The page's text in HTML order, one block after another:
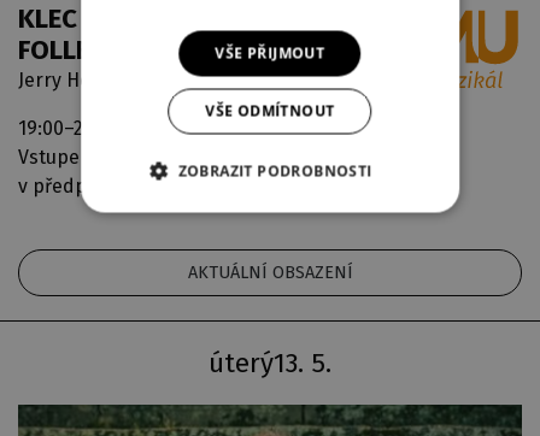
KLEC BLÁZNŮ (LA CAGE AUX
FOLLES)
Jerry Herman / Harvey Fierstein
19:00–22:00
Nová scéna
Vstupenky do VIP zóny k zakoupení
v předprodeji
AKTUÁLNÍ OBSAZENÍ
13. 5.
úterý
VŠE PŘIJMOUT
VŠE ODMÍTNOUT
ZOBRAZIT PODROBNOSTI